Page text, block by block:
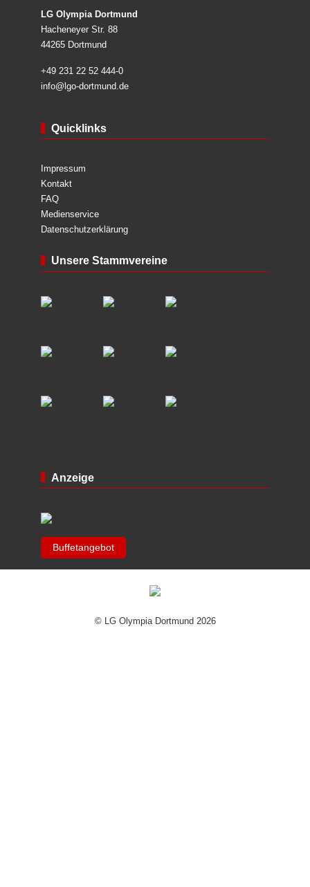
LG Olympia Dortmund
Hacheneyer Str. 88
44265 Dortmund
+49 231 22 52 444-0
info@lgo-dortmund.de
Quicklinks
Impressum
Kontakt
FAQ
Medienservice
Datenschutzerklärung
Unsere Stammvereine
Anzeige
Buffetangebot
© LG Olympia Dortmund 2026